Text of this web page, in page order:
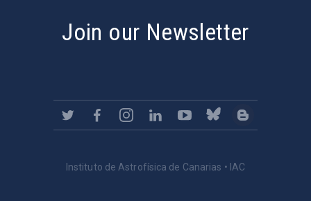
Join our Newsletter
Instituto de Astrofísica de Canarias • IAC